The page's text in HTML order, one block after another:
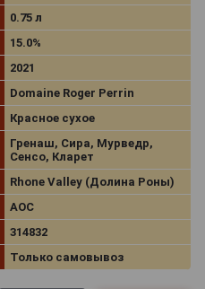
0.75 л
15.0%
2021
Domaine Roger Perrin
Красное сухое
Гренаш, Сира, Мурведр,
Сенсо, Кларет
Rhone Valley (Долина Роны)
AOC
314832
Только самовывоз